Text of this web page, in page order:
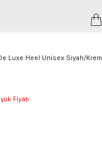
Luxe Heel Unisex Siyah/Krem
Fiyatı